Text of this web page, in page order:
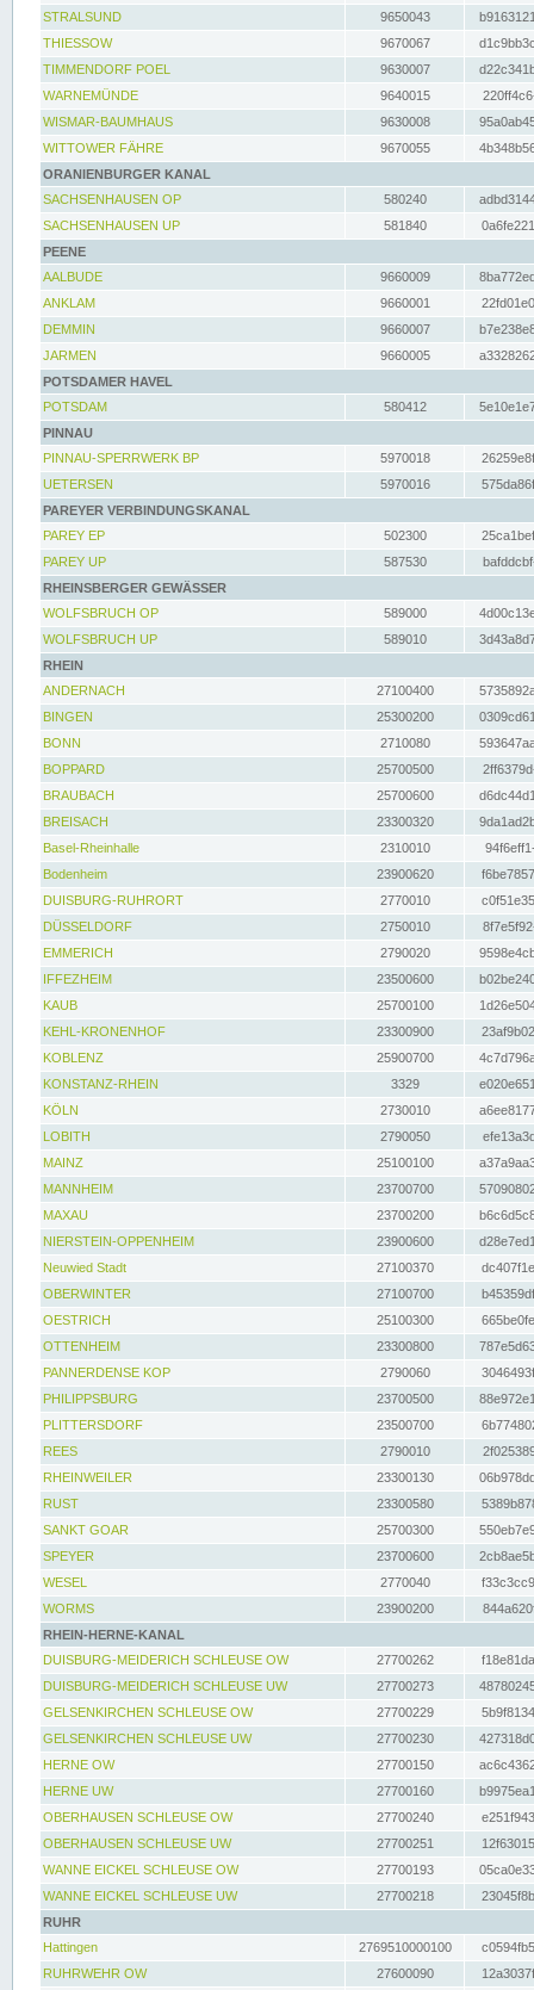
STRALSUND
9650043
THIESSOW
9670067
TIMMENDORF POEL
9630007
WARNEMÜNDE
9640015
WISMAR-BAUMHAUS
9630008
WITTOWER FÄHRE
9670055
ORANIENBURGER KANAL
SACHSENHAUSEN OP
580240
SACHSENHAUSEN UP
581840
PEENE
AALBUDE
9660009
ANKLAM
9660001
DEMMIN
9660007
JARMEN
9660005
POTSDAMER HAVEL
POTSDAM
580412
PINNAU
PINNAU-SPERRWERK BP
5970018
UETERSEN
5970016
PAREYER VERBINDUNGSKANAL
PAREY EP
502300
PAREY UP
587530
RHEINSBERGER GEWÄSSER
WOLFSBRUCH OP
589000
WOLFSBRUCH UP
589010
RHEIN
ANDERNACH
27100400
BINGEN
25300200
BONN
2710080
BOPPARD
25700500
BRAUBACH
25700600
BREISACH
23300320
Basel-Rheinhalle
2310010
Bodenheim
23900620
DUISBURG-RUHRORT
2770010
DÜSSELDORF
2750010
EMMERICH
2790020
IFFEZHEIM
23500600
KAUB
25700100
KEHL-KRONENHOF
23300900
KOBLENZ
25900700
KONSTANZ-RHEIN
3329
KÖLN
2730010
LOBITH
2790050
MAINZ
25100100
MANNHEIM
23700700
MAXAU
23700200
NIERSTEIN-OPPENHEIM
23900600
Neuwied Stadt
27100370
OBERWINTER
27100700
OESTRICH
25100300
OTTENHEIM
23300800
PANNERDENSE KOP
2790060
PHILIPPSBURG
23700500
PLITTERSDORF
23500700
REES
2790010
RHEINWEILER
23300130
RUST
23300580
SANKT GOAR
25700300
SPEYER
23700600
WESEL
2770040
WORMS
23900200
RHEIN-HERNE-KANAL
DUISBURG-MEIDERICH SCHLEUSE OW
27700262
DUISBURG-MEIDERICH SCHLEUSE UW
27700273
GELSENKIRCHEN SCHLEUSE OW
27700229
GELSENKIRCHEN SCHLEUSE UW
27700230
HERNE OW
27700150
HERNE UW
27700160
OBERHAUSEN SCHLEUSE OW
27700240
OBERHAUSEN SCHLEUSE UW
27700251
WANNE EICKEL SCHLEUSE OW
27700193
WANNE EICKEL SCHLEUSE UW
27700218
RUHR
Hattingen
2769510000100
RUHRWEHR OW
27600090